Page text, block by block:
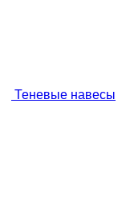
Теневые навесы